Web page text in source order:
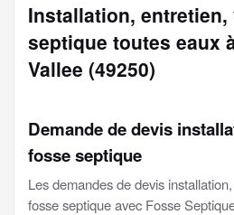
Installation,
septique toutes eaux
Vallee (49250)
Demande de devis
fosse septique
Les demandes de devis
fosse septique avec Fosse